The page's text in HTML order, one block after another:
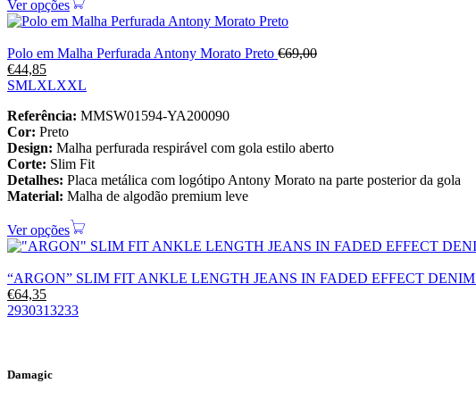
Ver opções
Polo em Malha Perfurada Antony Morato Preto €69,00
€44,85
SMLXLXXL
Referência: MMSW01594-YA200090
Cor: Preto
Design: Malha perfurada respirável com gola estilo aberto
Corte: Slim Fit
Detalhes: Placa metálica com logótipo Antony Morato na parte posterior da gola
Material: Malha de algodão premium leve
Ver opções
“ARGON” SLIM FIT ANKLE LENGTH JEANS IN FADED EFFECT DENIM
€64,35
2930313233
Damagic